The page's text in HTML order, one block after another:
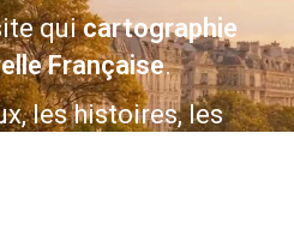
quicartographie
Française.
les histoires, les